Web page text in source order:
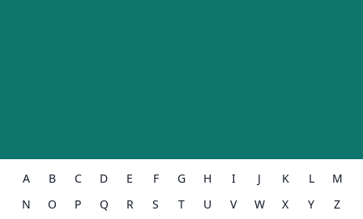
A B C D E F G H I J K L
M
N
O P Q R S T U V W X Y Z